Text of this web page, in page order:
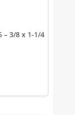
– 3/8 x 1-1/4